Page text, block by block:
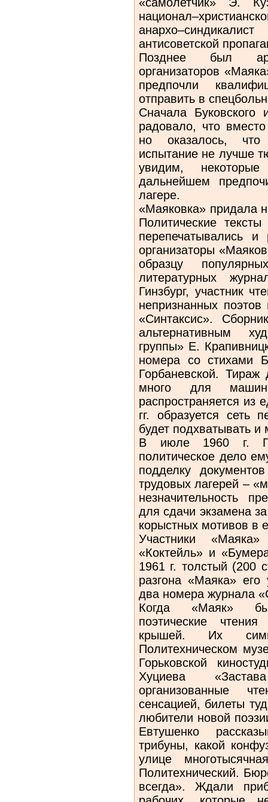
антисоветской
Позднее был
организаторов
предпочли
отправить в
Сначала
радовало, что
но оказалось, что
испытание не лучше
увидим,
дальнейшем
лагере.
«Маяковка» придала
Политические
перепечатывались и
организаторы
образцу
литературных
Гинзбург, участник
непризнанных
«Синтаксис».
альтернативным
группы» Е.
номера со стихами
Горбаневской. Тираж
много для
распространяется из
гг. образуется сеть
будет подхватывать и
В июле 1960 г.
политическое дело
подделку
трудовых лагерей –
незначительность
для сдачи экзамена
корыстных мотивов в
Участники
«Коктейль» и
1961 г. толстый (200
разгона «Маяка» его
два номера журнала
Когда «Маяк»
поэтические
крышей. Их
Политехническом
Горьковской
Хуциева
организованные
сенсацией, билеты
любители новой
Евтушенко
трибуны, какой
улице
Политехнический.
всегда». Ждали